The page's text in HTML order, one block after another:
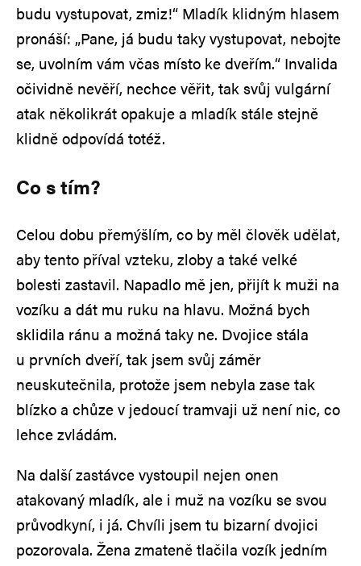
budu vystupovat, zmiz!“ Mladík klidným hlasem
pronáší: „Pane, já budu taky vystupovat, nebojte
se, uvolním vám včas místo ke dveřím.“ Invalida
očividně nevěří, nechce věřit, tak svůj vulgární
atak několikrát opakuje a mladík stále stejně
klidně odpovídá totéž.
Co s tím?
Celou dobu přemýšlím, co by měl člověk udělat,
aby tento příval vzteku, zloby a také velké
bolesti zastavil. Napadlo mě jen, přijít k muži na
vozíku a dát mu ruku na hlavu. Možná bych
sklidila ránu a možná taky ne. Dvojice stála
u prvních dveří, tak jsem svůj záměr
neuskutečnila, protože jsem nebyla zase tak
blízko a chůze v jedoucí tramvaji už není nic, co
lehce zvládám.
Na další zastávce vystoupil nejen onen
atakovaný mladík, ale i muž na vozíku se svou
průvodkyní, i já. Chvíli jsem tu bizarní dvojici
pozorovala. Žena zmateně tlačila vozík jedním